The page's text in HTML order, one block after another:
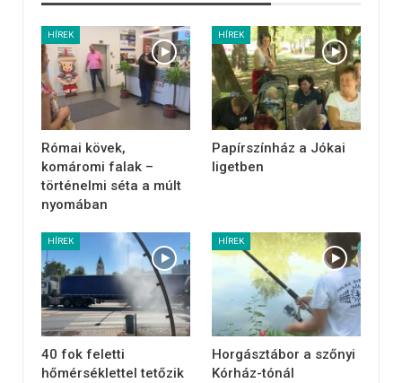
HÍREK
Római kövek,
komáromi falak –
történelmi séta a múlt
nyomában
HÍREK
Papírszínház a Jókai
ligetben
HÍREK
40 fok feletti
hőmérséklettel tetőzik
HÍREK
Horgásztábor a szőnyi
Kórház-tónál